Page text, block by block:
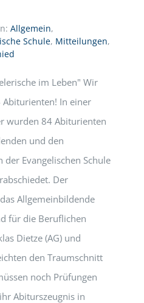
Allgemein,
Schule, Mitteilungen,
im Leben" Wir
In einer
wurden 84 Abiturienten
und den
Evangelischen Schule
Der
Allgemeinbildende
für die Beruflichen
Dietze (AG) und
den Traumschnitt
noch Prüfungen
Abiturszeugnis in